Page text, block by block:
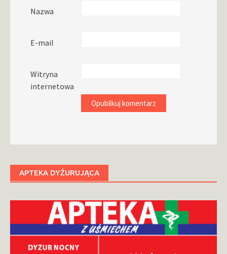
Nazwa
E-mail
Witryna
internetowa
APTEKA DYŻURUJĄCA